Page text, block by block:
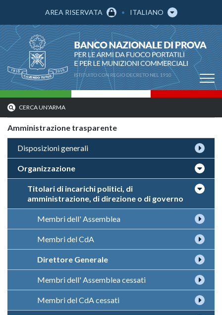
AREA RISERVATA ITALIANO
CERCA UN'ARMA
Amministrazione trasparente
Disposizioni generali
Organizzazione
Titolari di incarichi politici, di
amministrazione, di direzione o di governo
Membri dell' Assemblea
Membri del CdA
Direttore Generale
Membri dell' Assemblea cessati
Membri del CdA cessati